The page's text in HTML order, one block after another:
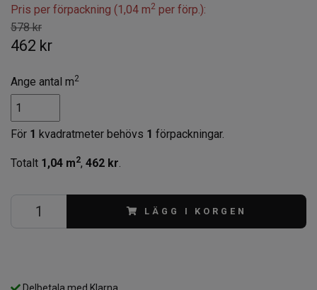
Pris per förpackning (1,04 m2 per förp.):
578 kr
462 kr
Ange antal m2
För 1 kvadratmeter behövs 1 förpackningar.
Totalt 1,04 m2, 462 kr.
LÄGG I KORGEN